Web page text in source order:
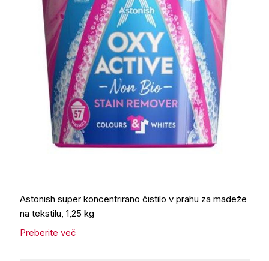
Astonish super koncentrirano čistilo v prahu za madeže
na tekstilu, 1,25 kg
Preberite več